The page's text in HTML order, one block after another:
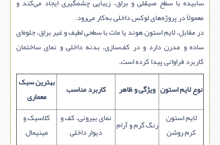
معمولاً در پروژه‌های لوکس داخلی به‌کار می‌رود.
در مقابل، لایم‌ استون هوند یا مات با سطحی لطیف و غیر براق، جلوه‌ای
ساده و مدرن دارد و در کف‌سازی، بدنه داخلی و نمای ساختمان
کاربرد فراوانی پیدا کرده است.
نوع لایم‌ استون ویژگی و ظاهر کاربرد مناسب
بهترین سبک
معماری
لایم‌ استون
کرم روشن رنگ گرم و آرام نمای بیرونی، کف و
دیوار داخلی
کلاسیک و
مینیمال